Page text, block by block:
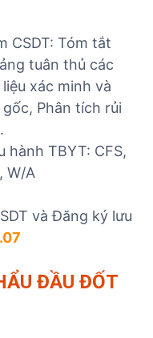
CSDT: Tóm tắt
tuân thủ các
xác minh và
Phân tích rủi
hành TBYT: CFS,
W/A
và Đăng ký lưu
ĐẦU ĐỐT